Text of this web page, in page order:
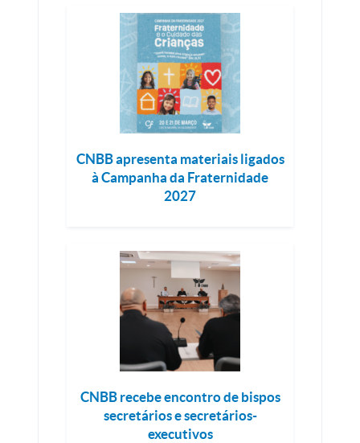
CNBB apresenta materiais ligados
à Campanha da Fraternidade
2027
CNBB recebe encontro de bispos
secretários e secretários-
executivos